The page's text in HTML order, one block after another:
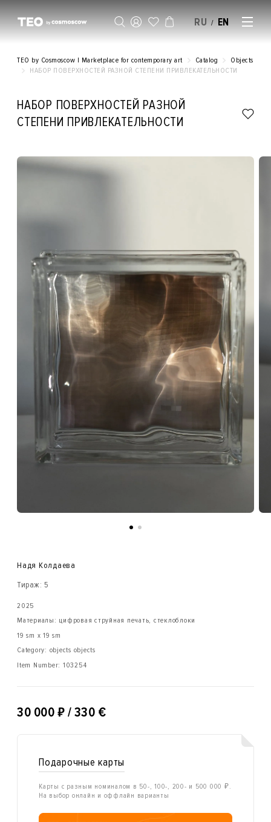
RU / EN
TEO by Cosmoscow | Marketplace for contemporary art Catalog
Objects
НАБОР ПОВЕРХНОСТЕЙ РАЗНОЙ СТЕПЕНИ ПРИВЛЕКАТЕЛЬНОСТИ
НАБОР ПОВЕРХНОСТЕЙ РАЗНОЙ
СТЕПЕНИ ПРИВЛЕКАТЕЛЬНОСТИ
Надя Колдаева
Тираж: 5
2025
Материалы: цифровая струйная печать, стеклоблоки
19 sm x 19 sm
Category: objects objects
Item Number: 103254
30 000 ₽ / 330 €
Подарочные карты
Карты с разным номиналом в 50-, 100-, 200- и 500 000 ₽.
На выбор онлайн и оффлайн варианты